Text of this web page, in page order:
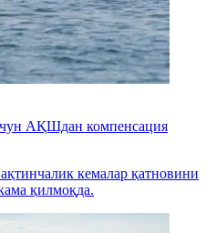
АҚШдан компенсация
кемалар қатновини
қилмоқда.